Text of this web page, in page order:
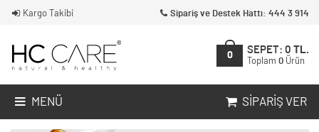
Kargo Takibi Sipariş ve Destek Hattı: 444 3 914
0
SEPET: 0 TL.
Toplam 0 Ürün
MENÜ SIPARIŞ VER